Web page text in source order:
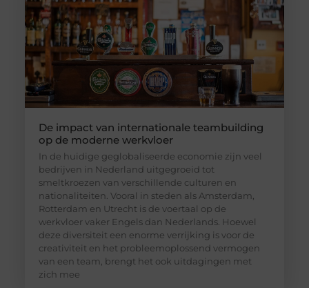
De impact van internationale teambuilding
op de moderne werkvloer
In de huidige geglobaliseerde economie zijn veel
bedrijven in Nederland uitgegroeid tot
smeltkroezen van verschillende culturen en
nationaliteiten. Vooral in steden als Amsterdam,
Rotterdam en Utrecht is de voertaal op de
werkvloer vaker Engels dan Nederlands. Hoewel
deze diversiteit een enorme verrijking is voor de
creativiteit en het probleemoplossend vermogen
van een team, brengt het ook uitdagingen met
zich mee